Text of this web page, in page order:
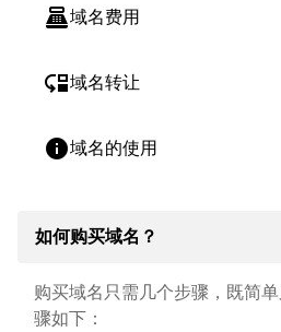
point_of_sale域名费用
move_down域名转让
info域名的使用
如何购买域名？
购买域名只需几个步骤，既简
骤如下：